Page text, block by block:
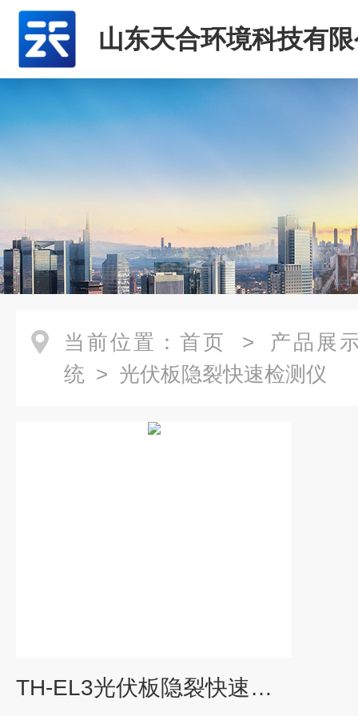
山东天合环境科技有
当前位置： 首页 > 产品展
统 > 光伏板隐裂快速检测仪
TH-EL3光伏板隐裂快速检测仪